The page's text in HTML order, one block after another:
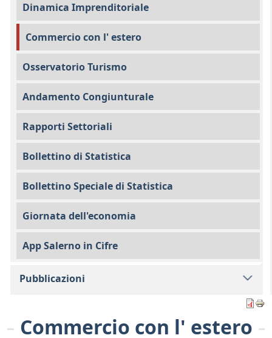
Commercio con l' estero
Dinamica Imprenditoriale
Commercio con l' estero
Osservatorio Turismo
Andamento Congiunturale
Rapporti Settoriali
Bollettino di Statistica
Bollettino Speciale di Statistica
Giornata dell'economia
App Salerno in Cifre
Pubblicazioni